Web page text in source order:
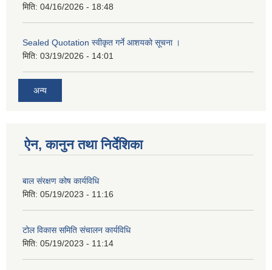
मिति: 04/16/2026 - 18:48
Sealed Quotation स्वीकृत गर्ने आशयको सूचना ।
मिति: 03/19/2026 - 14:01
अन्य
ऐन, कानुन तथा निर्देशिका
बाल संरक्षण कोष कार्यविधि
मिति: 05/19/2023 - 11:16
टोल विकास समिति संचालन कार्यविधि
मिति: 05/19/2023 - 11:14